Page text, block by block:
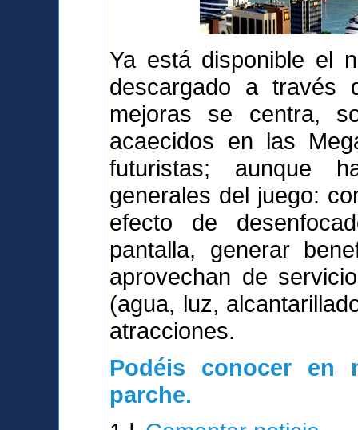
Ya está disponible el
descargado a través
mejoras se centra,
acaecidos en las
futuristas; aunque
generales del juego:
efecto de
pantalla, generar
aprovechan de
(agua, luz,
atracciones.
Podéis conocer en
parche.